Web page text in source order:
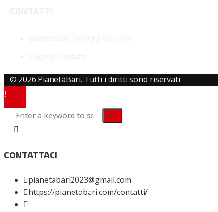
© 2026 PianetaBari. Tutti i diritti sono riservati
CONTATTACI
pianetabari2023@gmail.com
https://pianetabari.com/contatti/